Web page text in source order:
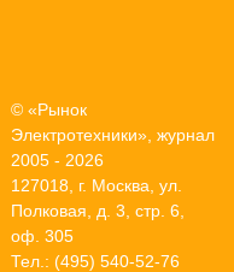
© «Рынок
Электротехники», журнал
2005 - 2026
127018, г. Москва, ул.
Полковая, д. 3, стр. 6,
оф. 305
Тел.: (495) 540-52-76